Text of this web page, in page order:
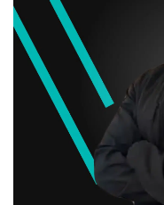
Trouvez
Besoin d’Imagerie
échographie,
vous reçoit dans des
Santé, même